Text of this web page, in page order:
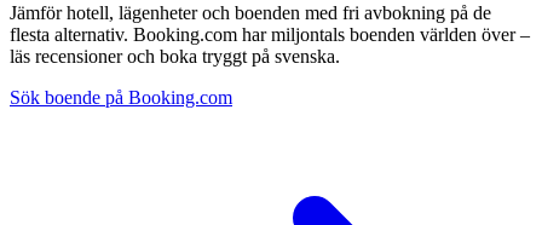
Jämför hotell, lägenheter och boenden med fri avbokning på de
flesta alternativ. Booking.com har miljontals boenden världen över –
läs recensioner och boka tryggt på svenska.
Sök boende på Booking.com